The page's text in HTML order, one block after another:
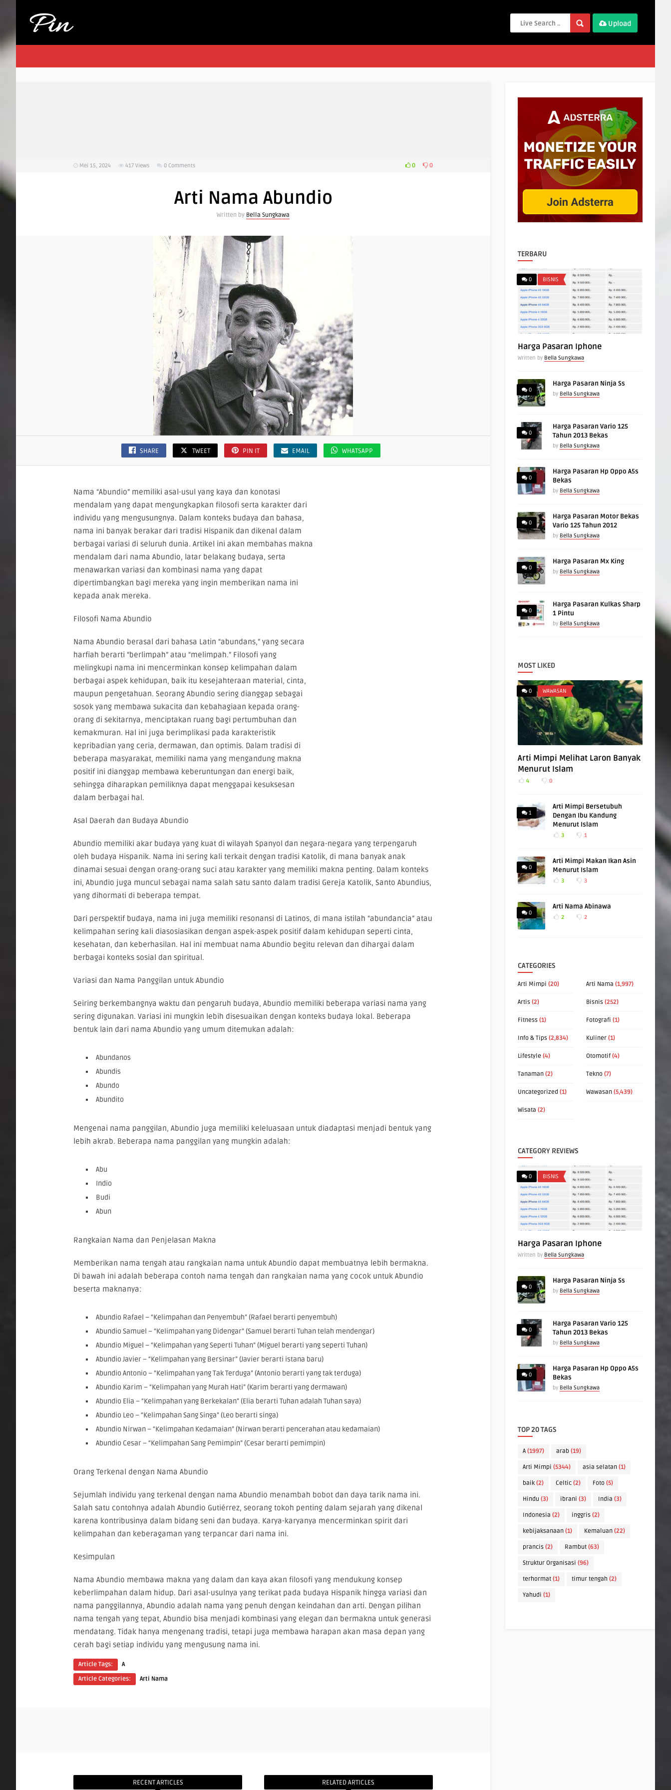
Upload
Mei 15, 2024 417 Views 0 Comments 0 0
Arti Nama Abundio
Written by Bella Sungkawa
SHARE TWEET PIN IT EMAIL WHATSAPP
Nama “Abundio” memiliki asal-usul yang kaya dan konotasi
mendalam yang dapat mengungkapkan filosofi serta karakter dari
individu yang mengusungnya. Dalam konteks budaya dan bahasa,
nama ini banyak berakar dari tradisi Hispanik dan dikenal dalam
berbagai variasi di seluruh dunia. Artikel ini akan membahas makna
mendalam dari nama Abundio, latar belakang budaya, serta
menawarkan variasi dan kombinasi nama yang dapat
dipertimbangkan bagi mereka yang ingin memberikan nama ini
kepada anak mereka.
Filosofi Nama Abundio
Nama Abundio berasal dari bahasa Latin “abundans,” yang secara
harfiah berarti “berlimpah” atau “melimpah.” Filosofi yang
melingkupi nama ini mencerminkan konsep kelimpahan dalam
berbagai aspek kehidupan, baik itu kesejahteraan material, cinta,
maupun pengetahuan. Seorang Abundio sering dianggap sebagai
sosok yang membawa sukacita dan kebahagiaan kepada orang-
orang di sekitarnya, menciptakan ruang bagi pertumbuhan dan
kemakmuran. Hal ini juga berimplikasi pada karakteristik
kepribadian yang ceria, dermawan, dan optimis. Dalam tradisi di
beberapa masyarakat, memiliki nama yang mengandung makna
positif ini dianggap membawa keberuntungan dan energi baik,
sehingga diharapkan pemiliknya dapat menggapai kesuksesan
dalam berbagai hal.
Asal Daerah dan Budaya Abundio
Abundio memiliki akar budaya yang kuat di wilayah Spanyol dan negara-negara yang terpengaruh
oleh budaya Hispanik. Nama ini sering kali terkait dengan tradisi Katolik, di mana banyak anak
dinamai sesuai dengan orang-orang suci atau karakter yang memiliki makna penting. Dalam konteks
ini, Abundio juga muncul sebagai nama salah satu santo dalam tradisi Gereja Katolik, Santo Abundius,
yang dihormati di beberapa tempat.
Dari perspektif budaya, nama ini juga memiliki resonansi di Latinos, di mana istilah “abundancia” atau
kelimpahan sering kali diasosiasikan dengan aspek-aspek positif dalam kehidupan seperti cinta,
kesehatan, dan keberhasilan. Hal ini membuat nama Abundio begitu relevan dan dihargai dalam
berbagai konteks sosial dan spiritual.
Variasi dan Nama Panggilan untuk Abundio
Seiring berkembangnya waktu dan pengaruh budaya, Abundio memiliki beberapa variasi nama yang
sering digunakan. Variasi ini mungkin lebih disesuaikan dengan konteks budaya lokal. Beberapa
bentuk lain dari nama Abundio yang umum ditemukan adalah:
Abundanos
Abundis
Abundo
Abundito
Mengenai nama panggilan, Abundio juga memiliki keleluasaan untuk diadaptasi menjadi bentuk yang
lebih akrab. Beberapa nama panggilan yang mungkin adalah:
Abu
Indio
Budi
Abun
Rangkaian Nama dan Penjelasan Makna
Memberikan nama tengah atau rangkaian nama untuk Abundio dapat membuatnya lebih bermakna.
Di bawah ini adalah beberapa contoh nama tengah dan rangkaian nama yang cocok untuk Abundio
beserta maknanya:
Abundio Rafael – “Kelimpahan dan Penyembuh” (Rafael berarti penyembuh)
Abundio Samuel – “Kelimpahan yang Didengar” (Samuel berarti Tuhan telah mendengar)
Abundio Miguel – “Kelimpahan yang Seperti Tuhan” (Miguel berarti yang seperti Tuhan)
Abundio Javier – “Kelimpahan yang Bersinar” (Javier berarti istana baru)
Abundio Antonio – “Kelimpahan yang Tak Terduga” (Antonio berarti yang tak terduga)
Abundio Karim – “Kelimpahan yang Murah Hati” (Karim berarti yang dermawan)
Abundio Elia – “Kelimpahan yang Berkekalan” (Elia berarti Tuhan adalah Tuhan saya)
Abundio Leo – “Kelimpahan Sang Singa” (Leo berarti singa)
Abundio Nirwan – “Kelimpahan Kedamaian” (Nirwan berarti pencerahan atau kedamaian)
Abundio Cesar – “Kelimpahan Sang Pemimpin” (Cesar berarti pemimpin)
Orang Terkenal dengan Nama Abundio
Sejumlah individu yang terkenal dengan nama Abundio menambah bobot dan daya tarik nama ini.
Salah satu contohnya adalah Abundio Gutiérrez, seorang tokoh penting dalam sejarah yang dikenal
karena kontribusinya dalam bidang seni dan budaya. Karya-karyanya mencerminkan spirit dari
kelimpahan dan keberagaman yang terpancar dari nama ini.
Kesimpulan
Nama Abundio membawa makna yang dalam dan kaya akan filosofi yang mendukung konsep
keberlimpahan dalam hidup. Dari asal-usulnya yang terikat pada budaya Hispanik hingga variasi dan
nama panggilannya, Abundio adalah nama yang penuh dengan keindahan dan arti. Dengan pilihan
nama tengah yang tepat, Abundio bisa menjadi kombinasi yang elegan dan bermakna untuk generasi
mendatang. Tidak hanya mengenang tradisi, tetapi juga membawa harapan akan masa depan yang
cerah bagi setiap individu yang mengusung nama ini.
Article Tags:
A
Article Categories:
Arti Nama
RECENT ARTICLES RELATED ARTICLES
TERBARU
0 BISNIS
Harga Pasaran Iphone
Written by Bella Sungkawa
0
Harga Pasaran Ninja Ss
by Bella Sungkawa
0
Harga Pasaran Vario 125
Tahun 2013 Bekas
by Bella Sungkawa
0
Harga Pasaran Hp Oppo A5s
Bekas
by Bella Sungkawa
0
Harga Pasaran Motor Bekas
Vario 125 Tahun 2012
by Bella Sungkawa
0
Harga Pasaran Mx King
by Bella Sungkawa
0
Harga Pasaran Kulkas Sharp
1 Pintu
by Bella Sungkawa
MOST LIKED
0 WAWASAN
Arti Mimpi Melihat Laron Banyak
Menurut Islam
4 0
1
Arti Mimpi Bersetubuh
Dengan Ibu Kandung
Menurut Islam
3 1
0
Arti Mimpi Makan Ikan Asin
Menurut Islam
3 3
0
Arti Nama Abinawa
2 2
CATEGORIES
Arti Mimpi (20) Arti Nama (1,997)
Artis (2) Bisnis (252)
Fitness (1) Fotografi (1)
Info & Tips (2,834) Kuliner (1)
Lifestyle (4) Otomotif (4)
Tanaman (2) Tekno (7)
Uncategorized (1) Wawasan (5,439)
Wisata (2)
CATEGORY REVIEWS
0 BISNIS
Harga Pasaran Iphone
Written by Bella Sungkawa
0
Harga Pasaran Ninja Ss
by Bella Sungkawa
0
Harga Pasaran Vario 125
Tahun 2013 Bekas
by Bella Sungkawa
0
Harga Pasaran Hp Oppo A5s
Bekas
by Bella Sungkawa
TOP 20 TAGS
A (1997) arab (19)
Arti Mimpi (5344) asia selatan (1)
baik (2) Celtic (2) Foto (5)
Hindu (3) ibrani (3) India (3)
Indonesia (2) inggris (2)
kebijaksanaan (1) Kemaluan (22)
prancis (2) Rambut (63)
Struktur Organisasi (96)
terhormat (1) timur tengah (2)
Yahudi (1)